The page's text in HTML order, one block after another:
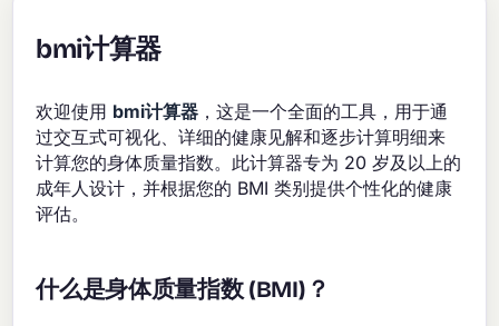
bmi计算器
欢迎使用 bmi计算器 ，这是一个全面的工具，用于通
过交互式可视化、详细的健康见解和逐步计算明细来
计算您的身体质量指数。此计算器专为 20 岁及以上的
成年人设计，并根据您的 BMI 类别提供个性化的健康
评估。
什么是身体质量指数 (BMI)？